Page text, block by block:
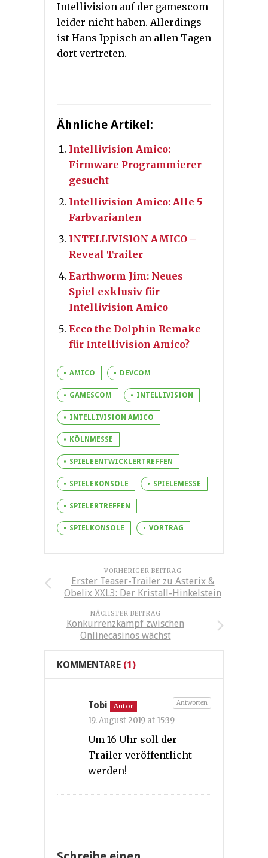
Intellivision auf der gamescom
leider nicht haben. Allerdings
ist Hans Ippisch an allen Tagen
dort vertreten.
Ähnliche Artikel:
Intellivision Amico:
Firmware Programmierer
gesucht
Intellivision Amico: Alle 5
Farbvarianten
INTELLIVISION AMICO –
Reveal Trailer
Earthworm Jim: Neues
Spiel exklusiv für
Intellivision Amico
Ecco the Dolphin Remake
für Intellivision Amico?
AMICO DEVCOM
GAMESCOM INTELLIVISION
INTELLIVISION AMICO
KÖLNMESSE
SPIELEENTWICKLERTREFFEN
SPIELEKONSOLE SPIELEMESSE
SPIELERTREFFEN
SPIELKONSOLE VORTRAG
VORHERIGER BEITRAG
Erster Teaser-Trailer zu Asterix &
Obelix XXL3: Der Kristall-Hinkelstein
NÄCHSTER BEITRAG
Konkurrenzkampf zwischen
Onlinecasinos wächst
KOMMENTARE (1)
Tobi Autor
19. August 2019 at 15:39
Um 16 Uhr soll der
Trailer veröffentlicht
werden!
Antworten